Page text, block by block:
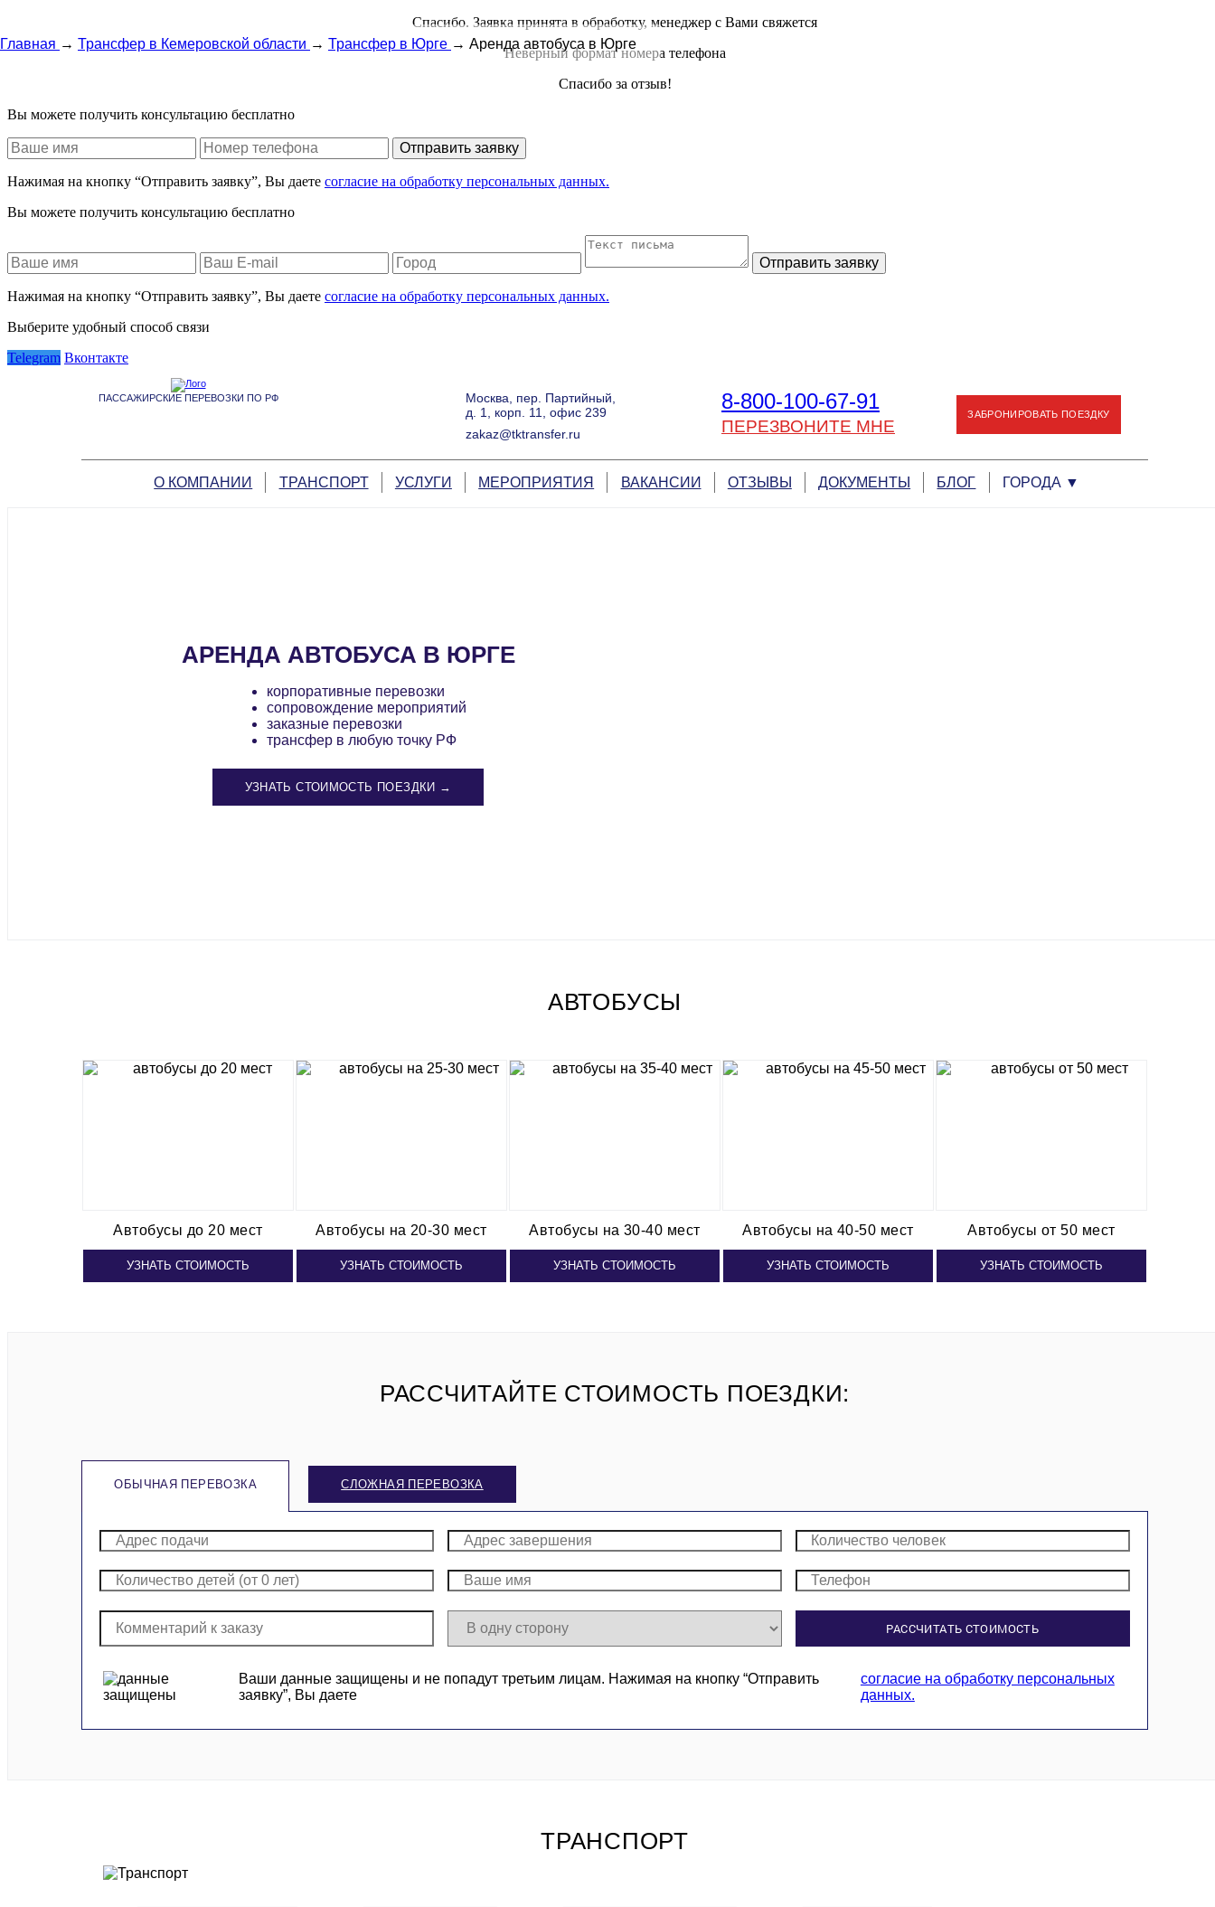
Спасибо. Заявка принята в обработку, менеджер с Вами свяжется
Неверный формат номера телефона
Спасибо за отзыв!
Вы можете получить консультацию бесплатно
Отправить заявку
Нажимая на кнопку “Отправить заявку”, Вы даете согласие на обработку персональных данных.
Вы можете получить консультацию бесплатно
Отправить заявку
Нажимая на кнопку “Отправить заявку”, Вы даете согласие на обработку персональных данных.
Выберите удобный способ связи
Telegram Вконтакте
ПАССАЖИРСКИЕ ПЕРЕВОЗКИ ПО РФ
ЗАБРОНИРОВАТЬ ПОЕЗДКУ
8-800-100-67-91
ПЕРЕЗВОНИТЕ МНЕ
Москва, пер. Партийный,
д. 1, корп. 11, офис 239
zakaz@tktransfer.ru
О КОМПАНИИ ТРАНСПОРТ УСЛУГИ МЕРОПРИЯТИЯ ВАКАНСИИ ОТЗЫВЫ ДОКУМЕНТЫ БЛОГ ГОРОДА ▼
Главная → Трансфер в Кемеровской области → Трансфер в Юрге → Аренда автобуса в Юрге
АРЕНДА АВТОБУСА В ЮРГЕ
корпоративные перевозки
сопровождение мероприятий
заказные перевозки
трансфер в любую точку РФ
УЗНАТЬ СТОИМОСТЬ ПОЕЗДКИ →
АВТОБУСЫ
Автобусы до 20 мест
УЗНАТЬ СТОИМОСТЬ
Автобусы на 20-30 мест
УЗНАТЬ СТОИМОСТЬ
Автобусы на 30-40 мест
УЗНАТЬ СТОИМОСТЬ
Автобусы на 40-50 мест
УЗНАТЬ СТОИМОСТЬ
Автобусы от 50 мест
УЗНАТЬ СТОИМОСТЬ
РАССЧИТАЙТЕ СТОИМОСТЬ ПОЕЗДКИ:
ОБЫЧНАЯ ПЕРЕВОЗКА СЛОЖНАЯ ПЕРЕВОЗКА
РАССЧИТАТЬ СТОИМОСТЬ
Ваши данные защищены и не попадут третьим лицам. Нажимая на кнопку “Отправить
заявку”, Вы даете
согласие на обработку персональных
данных.
ТРАНСПОРТ